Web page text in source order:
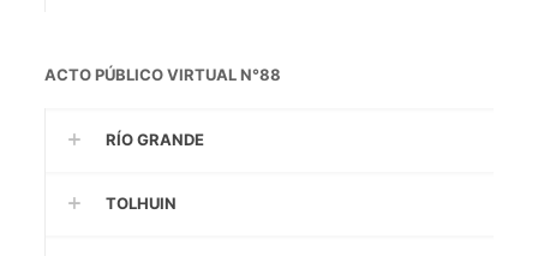
ACTO PÚBLICO VIRTUAL N°88
RÍO GRANDE
TOLHUIN